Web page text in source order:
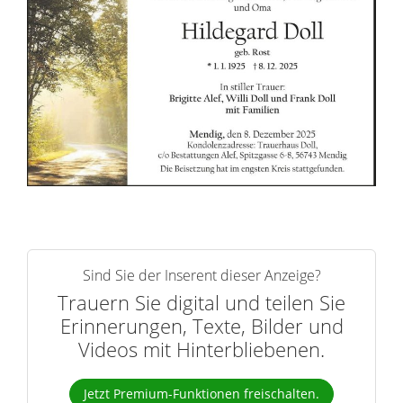
n
e
Sind Sie der Inserent dieser Anzeige?
Trauern Sie digital und teilen Sie
Erinnerungen, Texte, Bilder und
Videos mit Hinterbliebenen.
Jetzt Premium-Funktionen freischalten.